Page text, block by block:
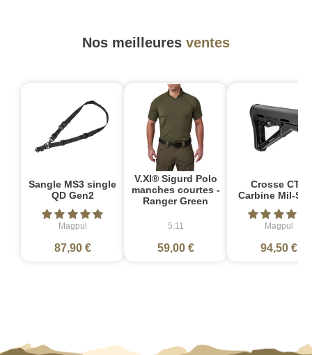
Nos meilleures ventes
Sangle MS3 single
QD Gen2
Magpul
87,90 €
V.XI® Sigurd Polo
manches courtes -
Ranger Green
5.11
59,00 €
Crosse CTR
Carbine Mil-
Magpul
94,50 €